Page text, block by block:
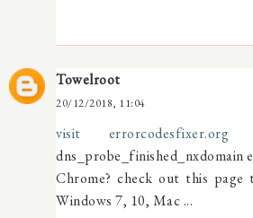
Towelroot
20/12/2018, 11:04
visit
dns_probe_finished_nxdomain
Chrome? check out this
Windows 7, 10, Mac ...